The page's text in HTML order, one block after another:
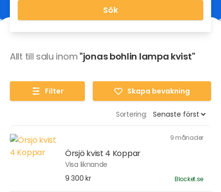
Sök
Allt till salu inom "jonas bohlin lampa kvist"
Filter Skapa bevakning
Sortering:
9 månader
Örsjö kvist 4 Koppar
Visa liknande
9 300 kr
Blocket.se